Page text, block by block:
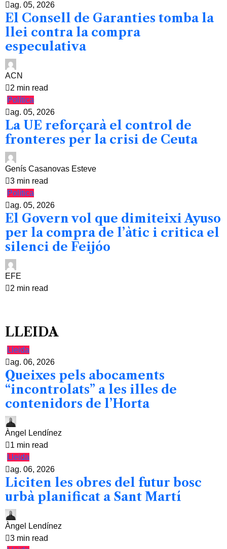
ag. 05, 2026
El Consell de Garanties tomba la
llei contra la compra
especulativa
ACN
2 min read
Política
ag. 05, 2026
La UE reforçarà el control de
fronteres per la crisi de Ceuta
Genís Casanovas Esteve
3 min read
Política
ag. 05, 2026
El Govern vol que dimiteixi Ayuso
per la compra de l’àtic i critica el
silenci de Feijóo
EFE
2 min read
LLEIDA
Lleida
ag. 06, 2026
Queixes pels abocaments
“incontrolats” a les illes de
contenidors de l’Horta
Àngel Lendínez
1 min read
Lleida
ag. 06, 2026
Liciten les obres del futur bosc
urbà planificat a Sant Martí
Àngel Lendínez
3 min read